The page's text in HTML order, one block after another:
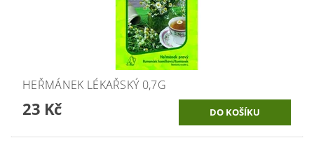
HEŘMÁNEK LÉKAŘSKÝ 0,7G
23 Kč